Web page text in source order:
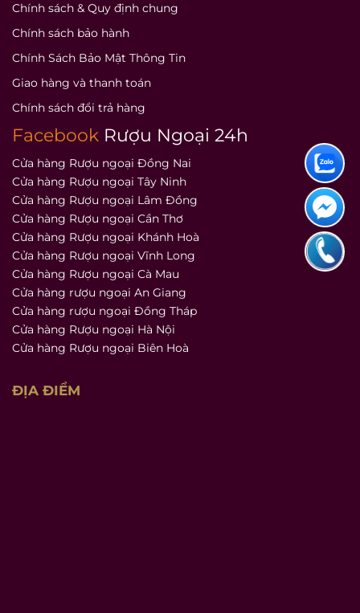
Chính sách & Quy định chung
Chính sách bảo hành
Chính Sách Bảo Mật Thông Tin
Giao hàng và thanh toán
Chính sách đổi trả hàng
Facebook Rượu Ngoại 24h
Cửa hàng Rượu ngoại Đồng Nai
Cửa hàng Rượu ngoại Tây Ninh
Cửa hàng Rượu ngoại Lâm Đồng
Cửa hàng Rượu ngoại Cần Thơ
Cửa hàng Rượu ngoại Khánh Hoà
Cửa hàng Rượu ngoại Vĩnh Long
Cửa hàng Rượu ngoại Cà Mau
Cửa hàng rượu ngoại An Giang
Cửa hàng rượu ngoại Đồng Tháp
Cửa hàng Rượu ngoại Hà Nội
Cửa hàng Rượu ngoại Biên Hoà
ĐỊA ĐIỂM